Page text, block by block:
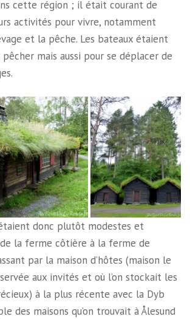
cette région ; il était courant de
activités pour vivre, notamment
et la pêche. Les bateaux étaient
mais aussi pour se déplacer de
donc plutôt modestes et
la ferme côtière à la ferme de
par la maison d’hôtes (maison le
aux invités et où l’on stockait les
à la plus récente avec la Dyb
des maisons qu’on trouvait à Ålesund